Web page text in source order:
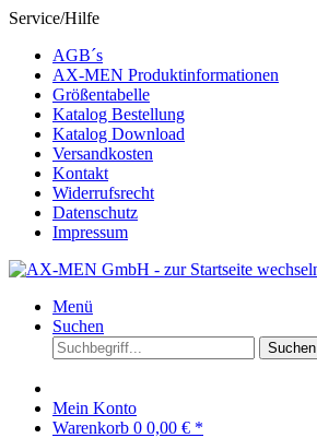
Service/Hilfe
AGB´s
AX-MEN Produktinformationen
Größentabelle
Katalog Bestellung
Katalog Download
Versandkosten
Kontakt
Widerrufsrecht
Datenschutz
Impressum
Menü
Suchen
Suchen
Mein Konto
Warenkorb 0 0,00 € *